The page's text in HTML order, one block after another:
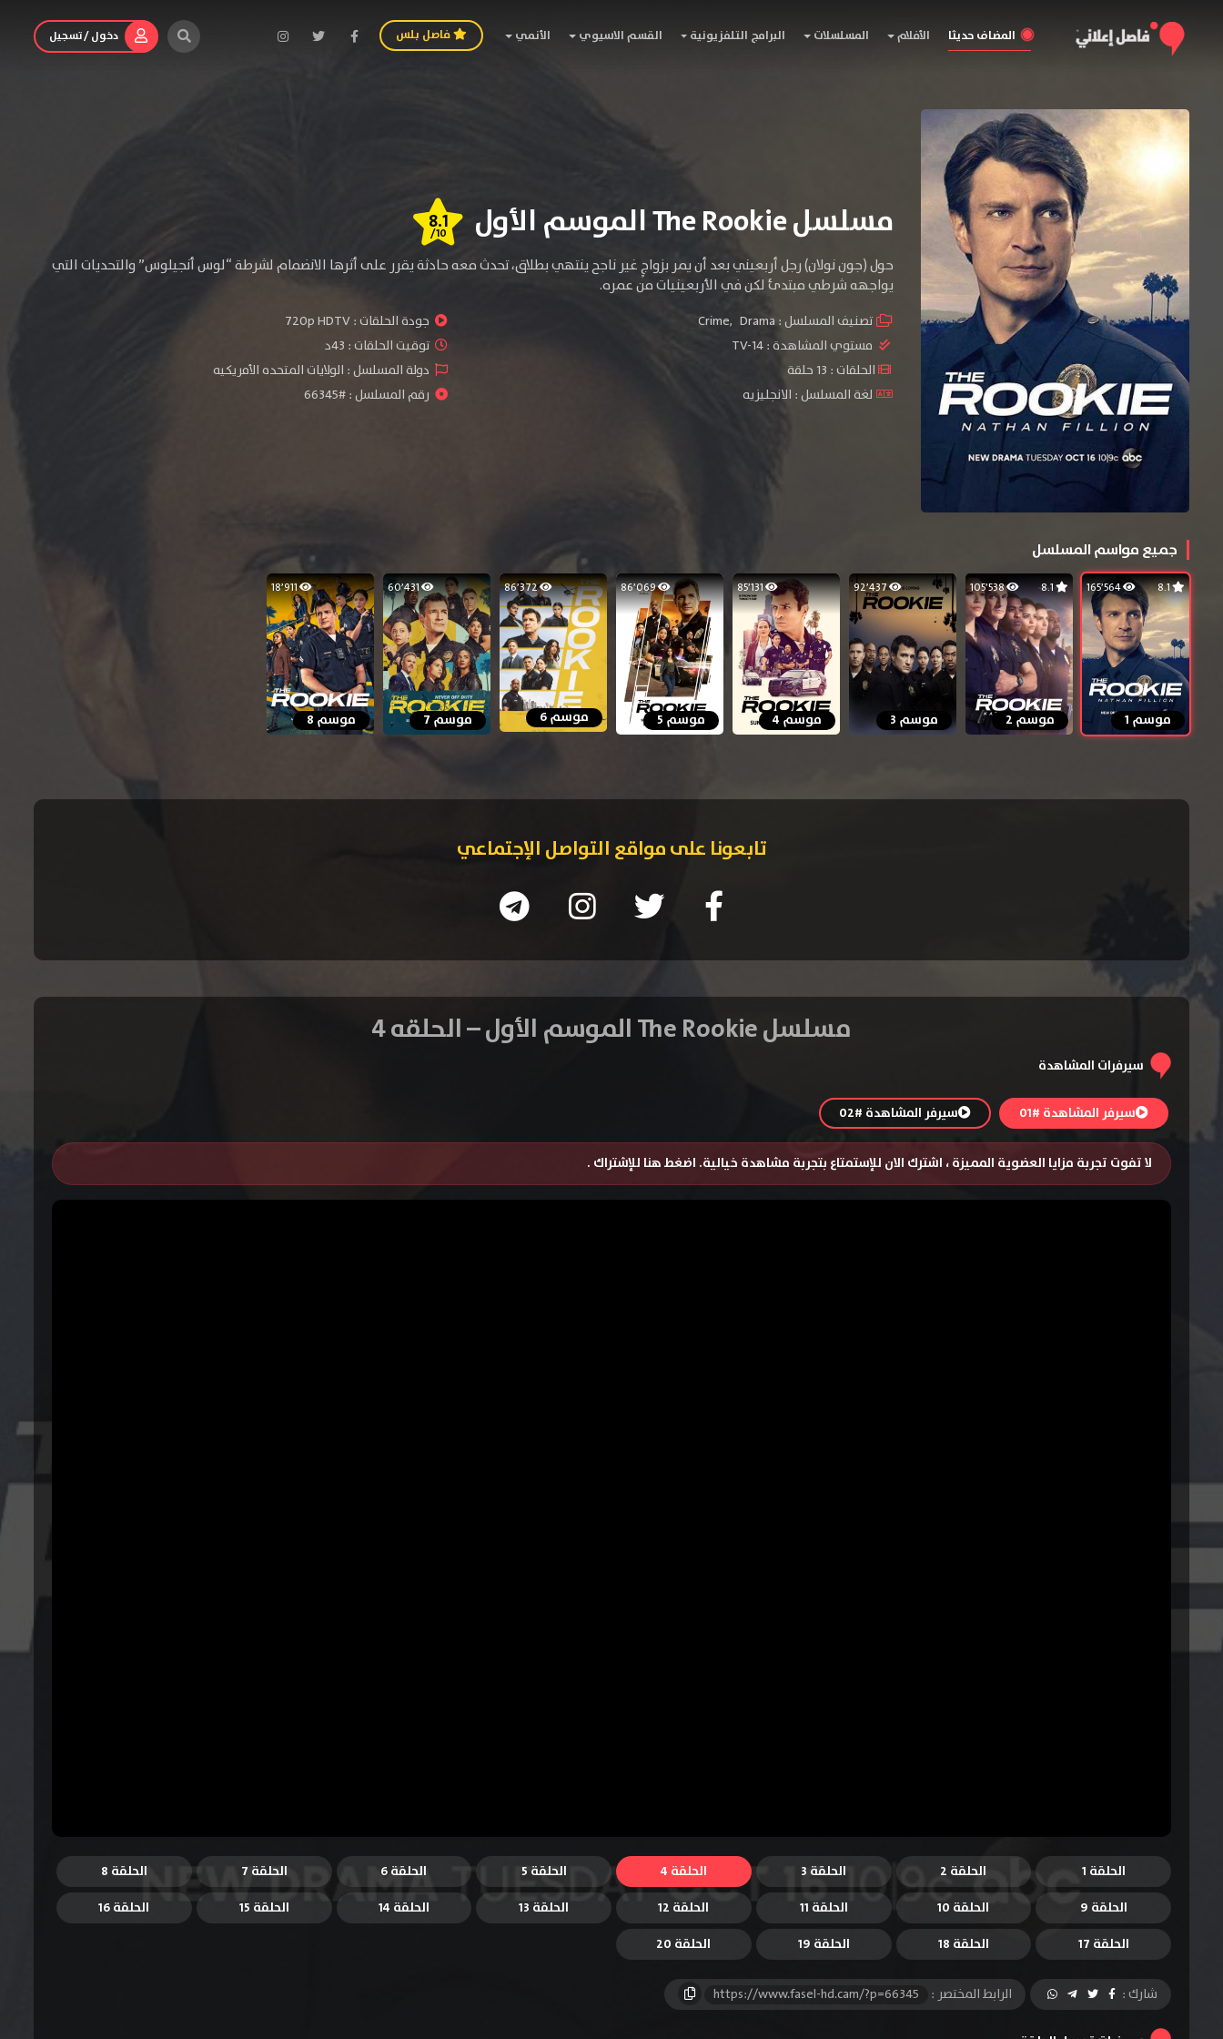
المضاف حديثا الأفلام المسلسلات البرامج التلفزيونية القسم الاسيوي الأنمي فاصل بلس دخول / تسجيل
مسلسل The Rookie الموسم الأول 8.1
/10
حول (جون نولان) رجل أربعيني بعد أن يمر بزواجٍ غير ناجح ينتهي بطلاق، تحدث معه حادثة يقرر على أثرها الانضمام لشرطة “لوس أنجيلوس” والتحديات التي
يواجهه شرطي مبتدئ لكن في الأربعينيات من عمره.
تصنيف المسلسل : Crime, Drama جودة الحلقات :720p HDTV
مستوي المشاهدة :TV-14
توقيت الحلقات : 43د
الحلقات : 13 حلقة
دولة المسلسل : الولايات المتحده الأمريكيه
لغة المسلسل : الانجليزيه
رقم المسلسل : #66345
جميع مواسم المسلسل
8.1 165٬564
موسم 1
8.1 105٬538
موسم 2
92٬437
موسم 3
85٬131
موسم 4
86٬069
موسم 5
86٬372
موسم 6
60٬431
موسم 7
18٬911
موسم 8
تابعونا على مواقع التواصل الإجتماعي
مسلسل The Rookie الموسم الأول – الحلقه 4
سيرفرات المشاهدة
سيرفر المشاهدة #01 سيرفر المشاهدة #02
لا تفوت تجربة مزايا العضوية المميزة ، اشترك الان للإستمتاع بتجربة مشاهدة خيالية. اضغط هنا للإشتراك .
الحلقة 1 الحلقة 2 الحلقة 3 الحلقة 4 الحلقة 5 الحلقة 6 الحلقة 7
الحلقة 8
الحلقة 9
الحلقة 10 الحلقة 11 الحلقة 12 الحلقة 13 الحلقة 14 الحلقة 15
الحلقة 16
الحلقة 17
الحلقة 18 الحلقة 19 الحلقة 20
شارك : الرابط المختصر : https://www.fasel-hd.cam/?p=66345